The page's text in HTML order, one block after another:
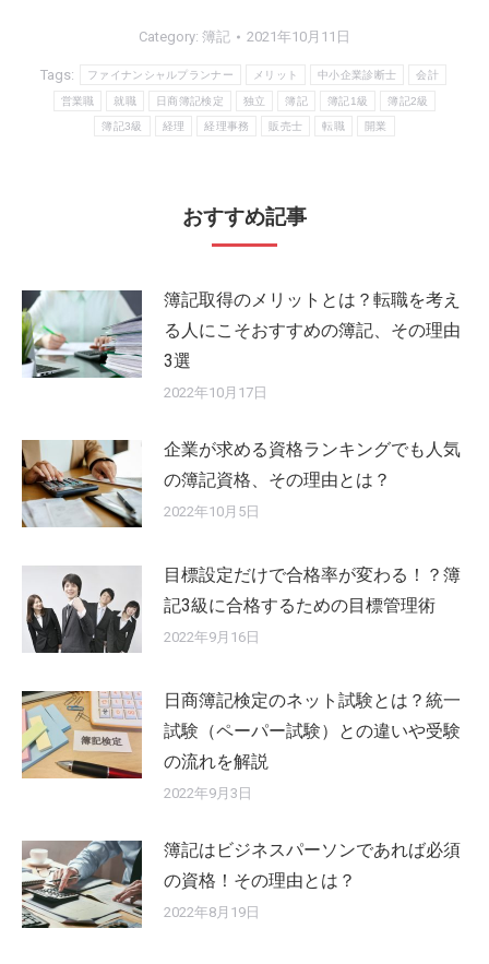
Category: 簿記 2021年10月11日
Tags: ファイナンシャルプランナー メリット 中小企業診断士 会計
営業職 就職 日商簿記検定 独立 簿記 簿記1級 簿記2級
簿記3級 経理 経理事務 販売士 転職 開業
おすすめ記事
簿記取得のメリットとは？転職を考え
る人にこそおすすめの簿記、その理由
3選
2022年10月17日
企業が求める資格ランキングでも人気
の簿記資格、その理由とは？
2022年10月5日
目標設定だけで合格率が変わる！？簿
記3級に合格するための目標管理術
2022年9月16日
日商簿記検定のネット試験とは？統一
試験（ペーパー試験）との違いや受験
の流れを解説
2022年9月3日
簿記はビジネスパーソンであれば必須
の資格！その理由とは？
2022年8月19日